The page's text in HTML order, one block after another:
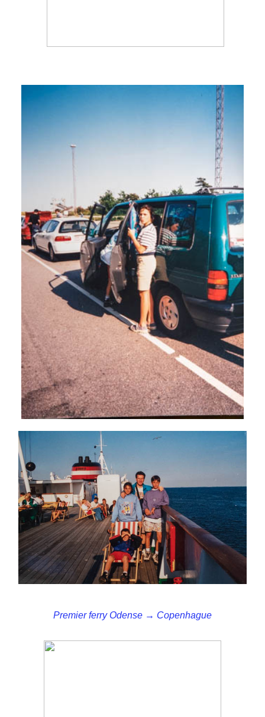
Premier ferry Odense → Copenhague